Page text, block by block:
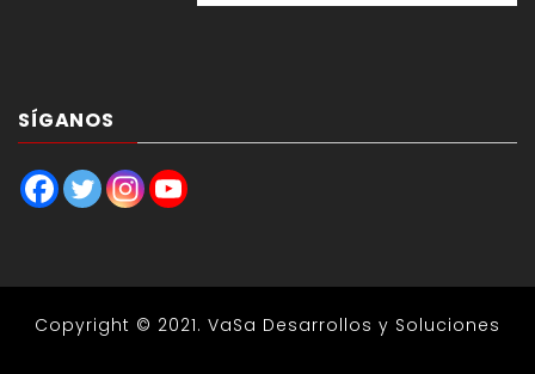
SÍGANOS
Copyright © 2021. VaSa Desarrollos y Soluciones